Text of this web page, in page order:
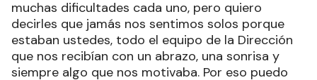
muchas dificultades cada uno, pero quiero
decirles que jamás nos sentimos solos porque
estaban ustedes, todo el equipo de la Dirección
que nos recibían con un abrazo, una sonrisa y
siempre algo que nos motivaba. Por eso puedo